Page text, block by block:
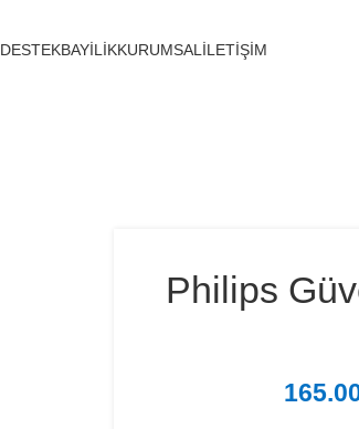
DESTEKBAYİLİKKURUMSAL İLETİŞİM
Philips